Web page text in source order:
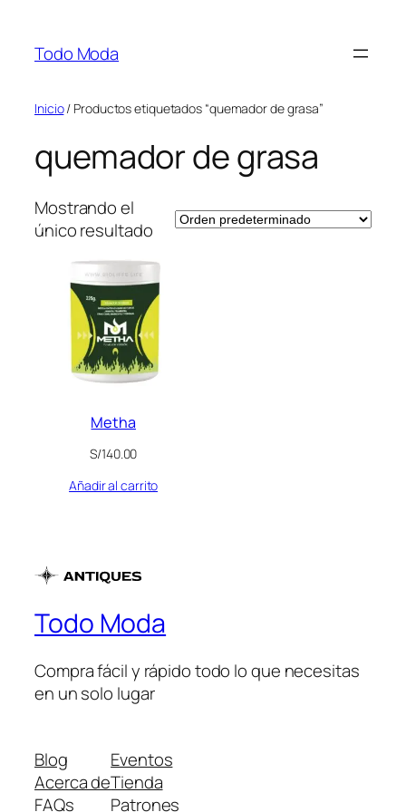
contenido
Todo Moda
Inicio/ Productos etiquetados “quemador de grasa”
quemador de grasa
Mostrando el
único resultado
Metha
S/140.00
Añadir al carrito
Todo Moda
Compra fácil y rápido todo lo que necesitas
en un solo lugar
Blog
Acerca de
FAQs
Eventos
Tienda
Patrones